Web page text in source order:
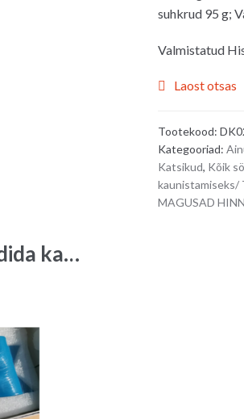
suhkrud 95 g;
Valmistatud
Laost otsas
Tootekood:
Kategooriad:
Katsikud, Kõik
kaunistamiseks/
MAGUSAD
ka…